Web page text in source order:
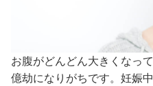
お腹がどんどん大きくなっ
億劫になりがちです。妊娠